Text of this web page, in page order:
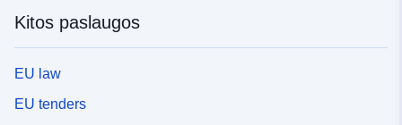
Kitos paslaugos
EU law
EU tenders